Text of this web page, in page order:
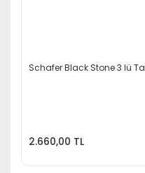
Schafer Black Stone 3 lü
2.660,00 TL